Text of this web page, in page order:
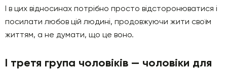
І в цих відносинах потрібно просто відсторонюватися і
посилати любов цій людині, продовжуючи жити своїм
життям, а не думати, що це воно.
І третя група чоловіків — чоловіки для